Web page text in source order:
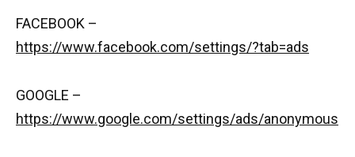
FACEBOOK –
https://www.facebook.com/settings/?tab=ads
GOOGLE –
https://www.google.com/settings/ads/anonymous